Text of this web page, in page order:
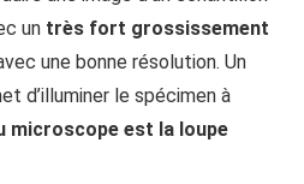
un très fort grossissement
une bonne résolution. Un
d’illuminer le spécimen à
microscope est la loupe